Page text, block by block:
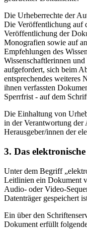
Die Urheberrechte der
Die Veröffentlichung auf
Veröffentlichung der
Monografien sowie auf
Empfehlungen des
Wissenschaftlerinnen
aufgefordert, sich beim
entsprechendes weiteres
ihnen verfassten
Sperrfrist - auf dem
Die Einhaltung von
in der Verantwortung
Herausgeber/innen der
3. Das
Unter dem Begriff
Leitlinien ein Dokument
Audio- oder Video-
Datenträger gespeichert
Ein über den
Dokument erfüllt